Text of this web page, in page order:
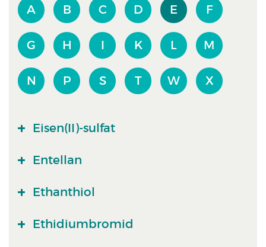
A B C D E F
G H I K L M
N P S T W X
Eisen(II)-sulfat
Entellan
Ethanthiol
Ethidiumbromid